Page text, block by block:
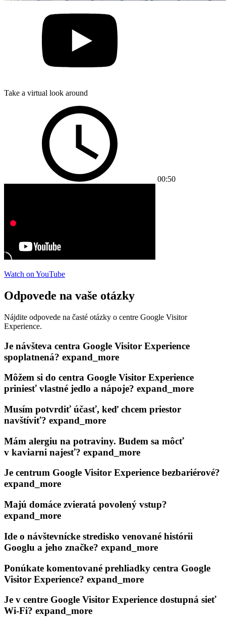
Take a virtual look around
00:50
Watch on YouTube
Odpovede na vaše otázky
Nájdite odpovede na časté otázky o centre Google Visitor
Experience.
Je návšteva centra Google Visitor Experience
spoplatnená? expand_more
Môžem si do centra Google Visitor Experience
priniesť vlastné jedlo a nápoje? expand_more
Musím potvrdiť účasť, keď chcem priestor
navštíviť? expand_more
Mám alergiu na potraviny. Budem sa môcť
v kaviarni najesť? expand_more
Je centrum Google Visitor Experience bezbariérové?
expand_more
Majú domáce zvieratá povolený vstup?
expand_more
Ide o návštevnícke stredisko venované histórii
Googlu a jeho značke? expand_more
Ponúkate komentované prehliadky centra Google
Visitor Experience? expand_more
Je v centre Google Visitor Experience dostupná sieť
Wi-Fi? expand_more